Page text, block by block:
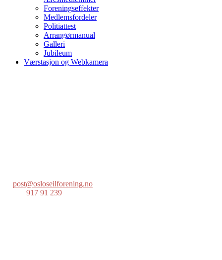
Foreningseffekter
Medlemsfordeler
Politiattest
Arrangørmanual
Galleri
Jubileum
Værstasjon og Webkamera
post@osloseilforening.no
917 91 239